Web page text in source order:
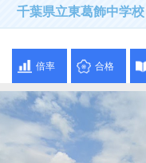
千葉県立東葛飾中学校
倍率 合格